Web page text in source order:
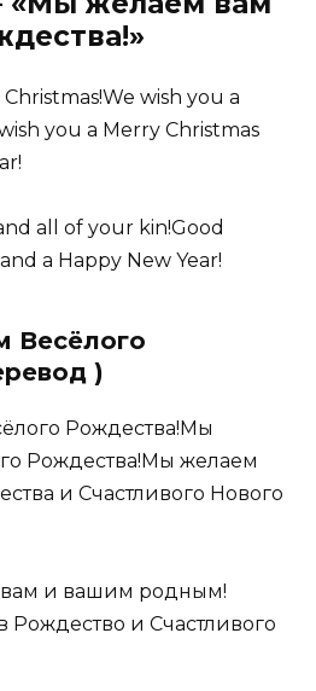
wish you a
you a Merry Christmas
all of your kin!Good
a Happy New Year!
Весёлого
)
Рождества!Мы
Рождества!Мы желаем
и Счастливого Нового
вам и вашим родным!
Рождество и Счастливого